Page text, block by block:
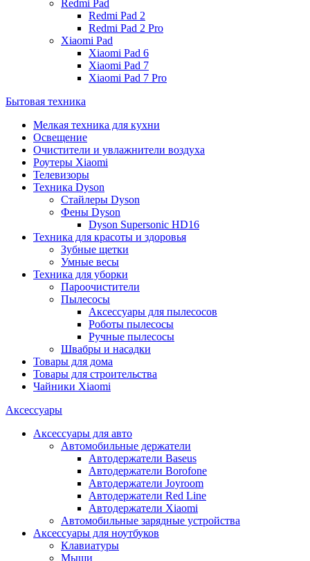
Redmi Pad
Redmi Pad 2
Redmi Pad 2 Pro
Xiaomi Pad
Xiaomi Pad 6
Xiaomi Pad 7
Xiaomi Pad 7 Pro
Бытовая техника
Мелкая техника для кухни
Освещение
Очистители и увлажнители воздуха
Роутеры Xiaomi
Телевизоры
Техника Dyson
Стайлеры Dyson
Фены Dyson
Dyson Supersonic HD16
Техника для красоты и здоровья
Зубные щетки
Умные весы
Техника для уборки
Пароочистители
Пылесосы
Аксессуары для пылесосов
Роботы пылесосы
Ручные пылесосы
Швабры и насадки
Товары для дома
Товары для строительства
Чайники Xiaomi
Аксессуары
Аксессуары для авто
Автомобильные держатели
Автодержатели Baseus
Автодержатели Borofone
Автодержатели Joyroom
Автодержатели Red Line
Автодержатели Xiaomi
Автомобильные зарядные устройства
Аксессуары для ноутбуков
Клавиатуры
Мыши